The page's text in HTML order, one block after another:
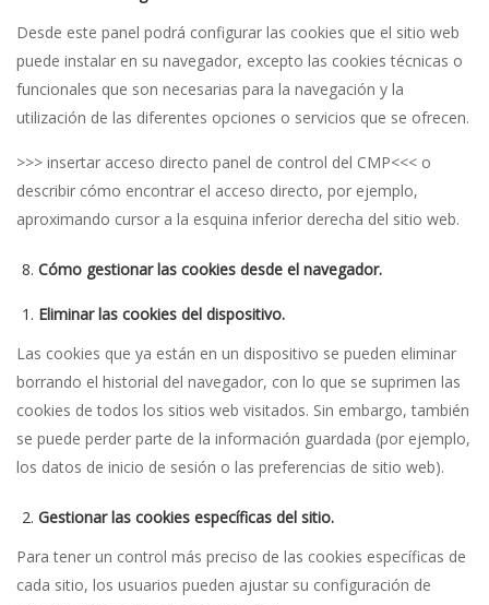
Desde este panel podrá configurar las cookies que el sitio web
puede instalar en su navegador, excepto las cookies técnicas o
funcionales que son necesarias para la navegación y la
utilización de las diferentes opciones o servicios que se ofrecen.
>>> insertar acceso directo panel de control del CMP<<< o
describir cómo encontrar el acceso directo, por ejemplo,
aproximando cursor a la esquina inferior derecha del sitio web.
Cómo gestionar las cookies desde el navegador.
Eliminar las cookies del dispositivo.
Las cookies que ya están en un dispositivo se pueden eliminar
borrando el historial del navegador, con lo que se suprimen las
cookies de todos los sitios web visitados. Sin embargo, también
se puede perder parte de la información guardada (por ejemplo,
los datos de inicio de sesión o las preferencias de sitio web).
Gestionar las cookies específicas del sitio.
Para tener un control más preciso de las cookies específicas de
cada sitio, los usuarios pueden ajustar su configuración de